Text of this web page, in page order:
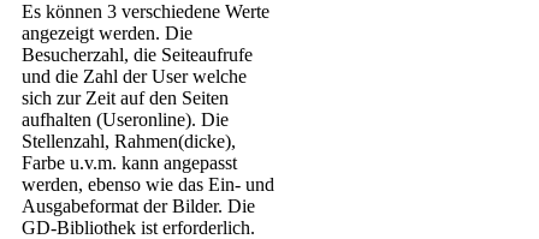
Es können 3 verschiedene Werte
angezeigt werden. Die
Besucherzahl, die Seiteaufrufe
und die Zahl der User welche
sich zur Zeit auf den Seiten
aufhalten (Useronline). Die
Stellenzahl, Rahmen(dicke),
Farbe u.v.m. kann angepasst
werden, ebenso wie das Ein- und
Ausgabeformat der Bilder. Die
GD-Bibliothek ist erforderlich.